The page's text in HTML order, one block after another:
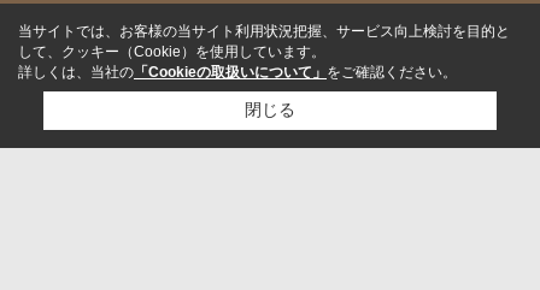
当サイトでは、お客様の当サイト利用状況把握、サービス向上検討を目的と
して、クッキー（Cookie）を使用しています。
詳しくは、当社の 「Cookieの取扱いについて」 をご確認ください。
閉じる